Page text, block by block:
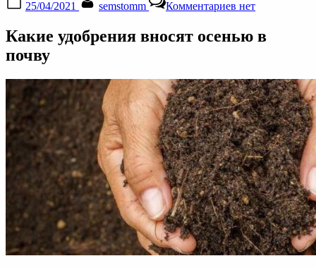
on
25/04/2021 semstomm Комментариевзаписи
удобрения
почву
|
Мой
сад
и
огород
нет
Какие удобрения вносят осенью в
почву